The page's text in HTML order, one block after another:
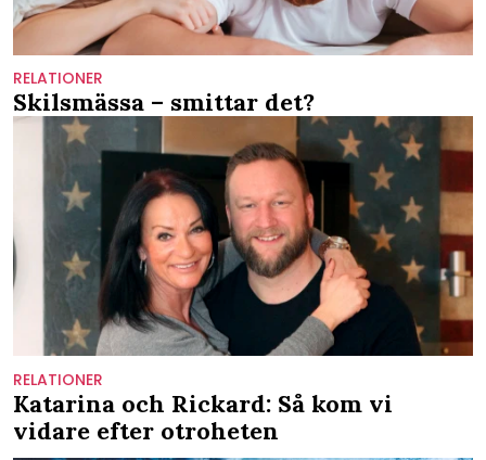
RELATIONER
Skilsmässa – smittar det?
RELATIONER
Katarina och Rickard: Så kom vi
vidare efter otroheten